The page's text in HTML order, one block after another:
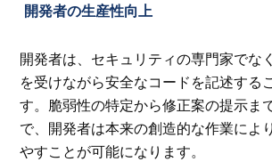
開発者の生産性向上
開発者は、セキュリティの専門家でな
を受けながら安全なコードを記述する
す。脆弱性の特定から修正案の提示ま
で、開発者は本来の創造的な作業によ
やすことが可能になります。